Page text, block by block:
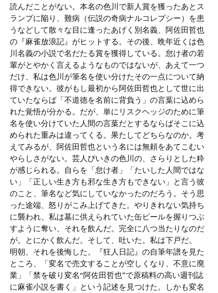
読んだことがない。本名の色川で新人賞を獲ったあとス
ランプに陥り、難病（伝説の奇病ナルコレプシー）を患
うなどして散々な目に逢ったあげく別名義、阿佐田哲也
の『麻雀放浪記』がヒットする。その後、晩年近くは色
川名義の小説で名だたる賞を獲得している。怠け者の若
輩がとやかく言えるようなものではないが、あえて一つ
だけ、私は色川が筆名を使い分けたその一点について納
得できない。彼がもし最初から阿佐田哲也として世に出
ていたならば「不道徳を名前に背負う」の言葉に込めら
れた覚悟が分かる。だが、単にリスクヘッジのために筆
名を使い分けていた人間の言葉だとするならばそこに込
められた重みは違ってくる。果たしてどちらなのか。考
えてみるが、阿佐田哲也という名には無頼をあてこむい
やらしさがない。芸人びいきの色川の、さらりとした粋
が感じられる。自らを「怠け者」「たいした人間ではな
い」「正しい生き方も邪な生き方もできない」と言う彼
のこと、筆名など気にしていなかったのだろう。そう思
った途端、怒りがこみ上げてきた。やりきれない気持ち
に襲われ、私は墓に供えられていた缶ビールを握りつぶ
すように奪い、それを飲んだ。完全に八つ当たりなのだ
が。とにかく飲んだ。そして、吐いた。私は下戸だ。
明朝、それを後悔した。『狂人日記』の自筆年譜を見た
ところ、「変名で売文することが空しくなり、不意に廃
業」「禁を破り変名“阿佐田哲也”で原稿料の高い週刊誌
に麻雀小説を書く」という記述を見つけた。しかも変名